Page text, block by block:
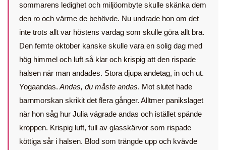
sommarens ledighet och miljöombyte skulle skänka dem
den ro och värme de behövde. Nu undrade hon om det
inte trots allt var höstens vardag som skulle göra allt bra.
Den femte oktober kanske skulle vara en solig dag med
hög himmel och luft så klar och krispig att den rispade
halsen när man andades. Stora djupa andetag, in och ut.
Yogaandas.Andas, du måste andas. Mot slutet hade
barnmorskan skrikit det flera gånger. Alltmer panikslaget
när hon såg hur Julia vägrade andas och istället spände
kroppen. Krispig luft, full av glasskärvor som rispade
köttiga sår i halsen. Blod som trängde upp och kvävde